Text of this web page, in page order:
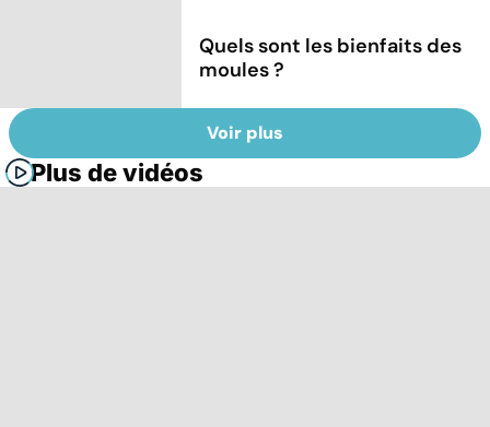
Quels sont les bienfaits des
moules ?
Voir plus
Plus de vidéos